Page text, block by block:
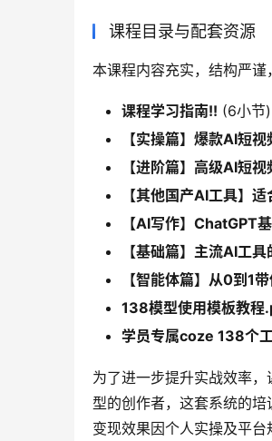
课程目录与配套资源
本课程内容充实，结构严谨
课程学习指南!! (6小节)
【实操篇】爆款AI短视
【进阶篇】高级AI短视
【其他国产AI工具】
【AI写作】ChatGPT
【基础篇】主流AI工
【智能体篇】从0到1
138模型使用模板教程
学员专属coze 138个
为了进一步提升实战效率，
型的创作者，这套系统的培
变现效果因个人实操及平台